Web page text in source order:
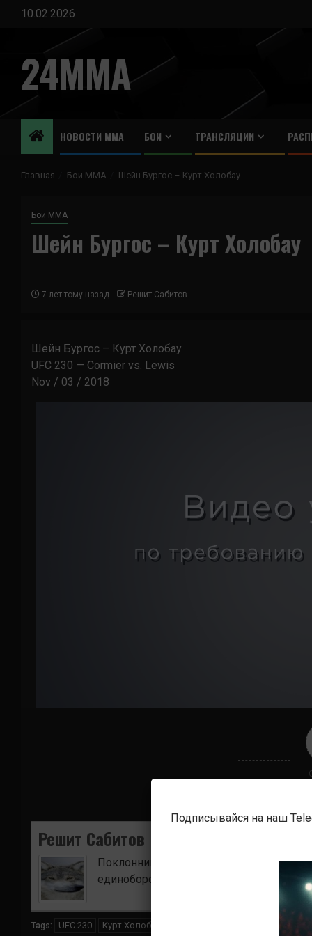
Перейти
содержимому
10.02.2026
24MMA
НОВОСТИ ММА БОИ ТРАНСЛЯЦИИ
Главная Бои ММА Шейн Бургос – Курт Холобау
Бои ММА
Шейн Бургос – Курт Холобау
7 лет тому назад Решит Сабитов
Шейн Бургос – Курт Холобау
UFC 230 — Cormier vs. Lewis
Nov / 03 / 2018
Решит Сабитов
Поклонник боевых искусств. Ищу для
единоборств.
Tags: UFC 230 Курт Холобау
Подписывайся на наш